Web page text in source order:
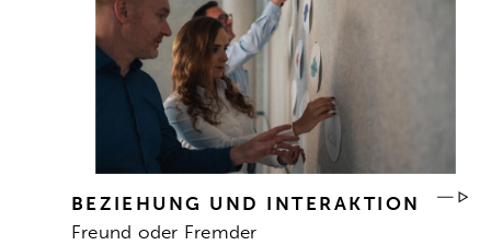
BEZIEHUNG UND INTERAKTION
Freund oder Fremder